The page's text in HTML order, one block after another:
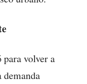
volver a